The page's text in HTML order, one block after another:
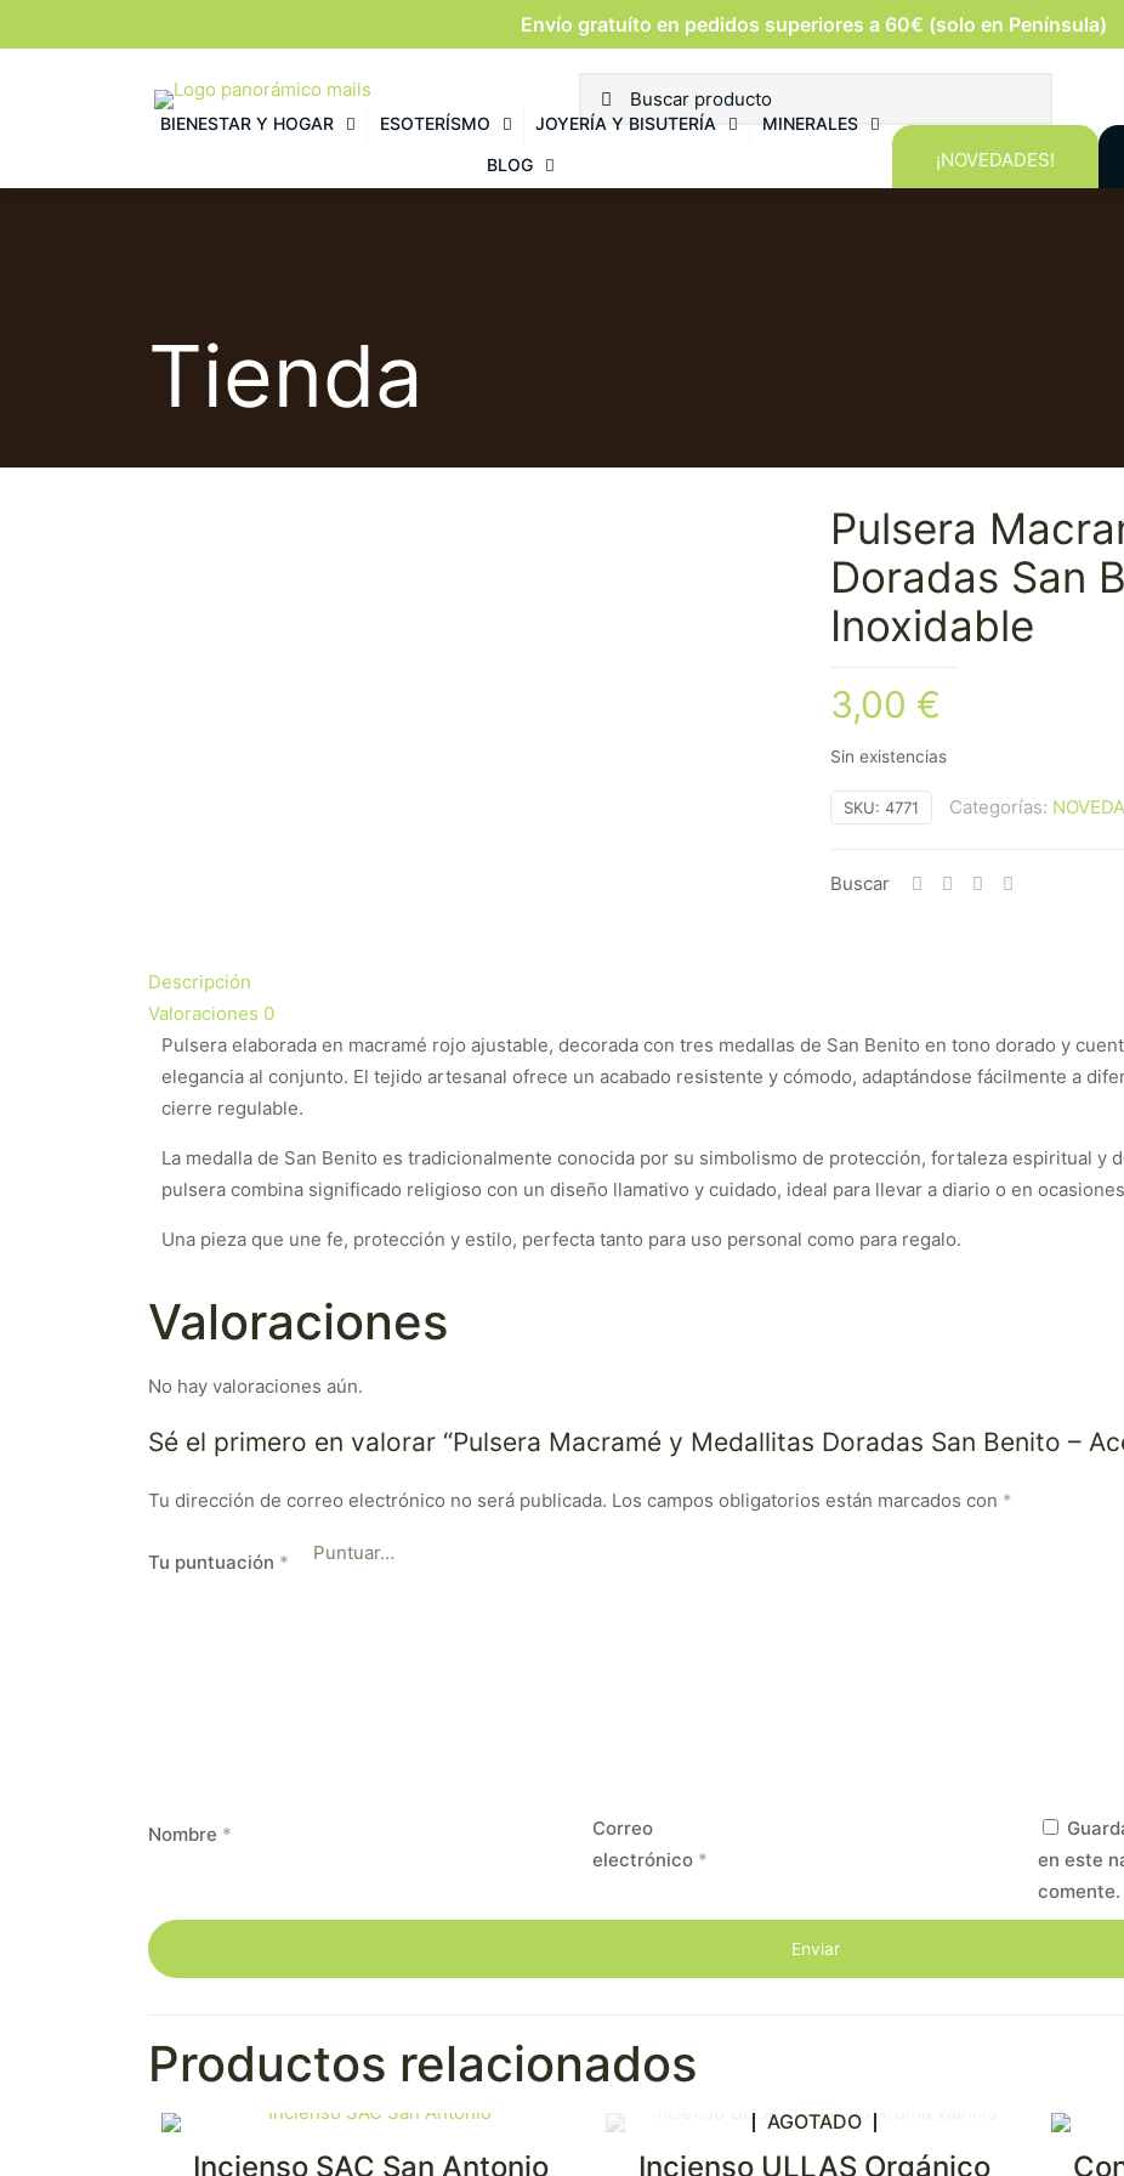
Envío gratuíto en pedidos superiores a 60€ (solo en Península)
BIENESTAR Y HOGAR ESOTERÍSMO JOYERÍA Y BISUTERÍA
MINERALES
BLOG
¡NOVEDADES!
Tienda
Pulsera
Doradas San
Inoxidable
3,00 €
Sin existencias
SKU: 4771 Categorías:
Buscar
Descripción
Valoraciones 0
Pulsera elaborada en macramé rojo ajustable, decorada con tres medallas de San Benito en tono dorado y
elegancia al conjunto. El tejido artesanal ofrece un acabado resistente y cómodo, adaptándose fácilmente a
cierre regulable.
La medalla de San Benito es tradicionalmente conocida por su simbolismo de protección, fortaleza espiritual y
pulsera combina significado religioso con un diseño llamativo y cuidado, ideal para llevar a diario o en
Una pieza que une fe, protección y estilo, perfecta tanto para uso personal como para regalo.
Valoraciones
No hay valoraciones aún.
Sé el primero en valorar “Pulsera Macramé y Medallitas Doradas San Benito –
Tu dirección de correo electrónico no será publicada. Los campos obligatorios están marcados con *
Tu puntuación *
Nombre *
Correo
electrónico *
en este
comente.
Productos relacionados
Incienso SAC San Antonio
AGOTADO
Incienso ULLAS Orgánico